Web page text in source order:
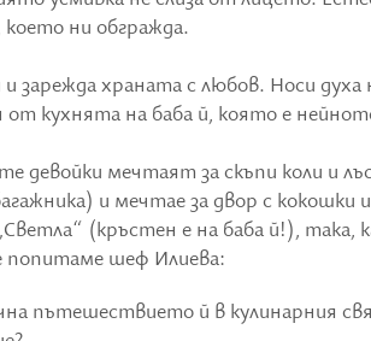
ни обгражда.
зарежда храната с любов. Носи
кухнята на баба й, която е
девойки мечтаят за скъпи коли и
и мечтае за двор с
(кръстен е на баба й!), така,
шеф Илиева:
пътешествието й в кулинарния